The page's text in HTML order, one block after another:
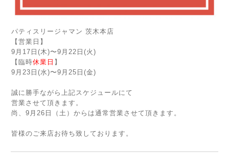
パティスリージャマン 茨木本店
【営業日】
9月17日(木)〜9月22日(火)
【臨時休業日 】
9月23日(水)〜9月25日(金)
誠に勝手ながら上記スケジュールにて
営業させて頂きます。
尚、9月26日（土）からは通常営業させて頂きます。
皆様のご来店お待ち致しております。